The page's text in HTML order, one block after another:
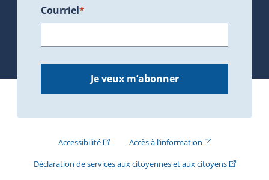
Courriel*
Je veux m’abonner
Accessibilité(Cet hyperlien externe s'ouvrira dans une
Accès à l’information(Cet hyperlien
Déclaration de services aux citoyennes et aux citoyens(Cet